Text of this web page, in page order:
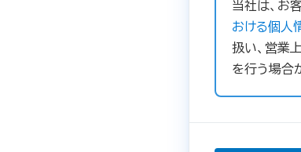
当社は、お
おける個人
扱い、営業
を行う場合